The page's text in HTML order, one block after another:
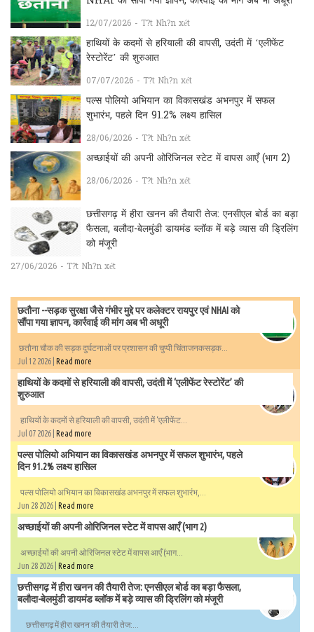
12/07/2026 - T?t Nh?n xét
हाथियों के कदमों से हरियाली की वापसी, उदंती में ‘एलीफेंट
रेस्टोरेंट’ की शुरुआत
07/07/2026 - T?t Nh?n xét
पल्स पोलियो अभियान का विकासखंड अभनपुर में सफल
शुभारंभ, पहले दिन 91.2% लक्ष्य हासिल
28/06/2026 - T?t Nh?n xét
अच्छाईयों की अपनी ओरिजिनल स्टेट में वापस आएँ (भाग 2)
28/06/2026 - T?t Nh?n xét
छत्तीसगढ़ में हीरा खनन की तैयारी तेज: एनसीएल बोर्ड का बड़ा
फैसला, बलौदा-बेलमुंडी डायमंड ब्लॉक में बड़े व्यास की ड्रिलिंग
को मंजूरी
27/06/2026 - T?t Nh?n xét
छतौना --सड़क सुरक्षा जैसे गंभीर मुद्दे पर कलेक्टर रायपुर एवं NHAI को
सौंपा गया ज्ञापन, कार्रवाई की मांग अब भी अधूरी
छतौना चौक की सड़क दुर्घटनाओं पर प्रशासन की चुप्पी चिंताजनकसड़क...
Jul 12 2026 | Read more
हाथियों के कदमों से हरियाली की वापसी, उदंती में ‘एलीफेंट रेस्टोरेंट’ की
शुरुआत
हाथियों के कदमों से हरियाली की वापसी, उदंती में ‘एलीफेंट...
Jul 07 2026 | Read more
पल्स पोलियो अभियान का विकासखंड अभनपुर में सफल शुभारंभ, पहले
दिन 91.2% लक्ष्य हासिल
पल्स पोलियो अभियान का विकासखंड अभनपुर में सफल शुभारंभ,...
Jun 28 2026 | Read more
अच्छाईयों की अपनी ओरिजिनल स्टेट में वापस आएँ (भाग 2)
अच्छाईयों की अपनी ओरिजिनल स्टेट में वापस आएँ (भाग...
Jun 28 2026 | Read more
छत्तीसगढ़ में हीरा खनन की तैयारी तेज: एनसीएल बोर्ड का बड़ा फैसला,
बलौदा-बेलमुंडी डायमंड ब्लॉक में बड़े व्यास की ड्रिलिंग को मंजूरी
छत्तीसगढ़ में हीरा खनन की तैयारी तेज:...